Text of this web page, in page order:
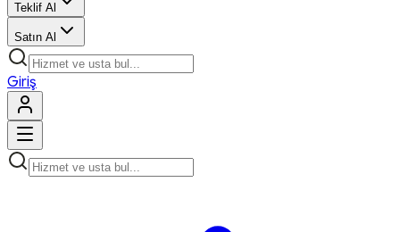
Teklif Al
Satın Al
Giriş